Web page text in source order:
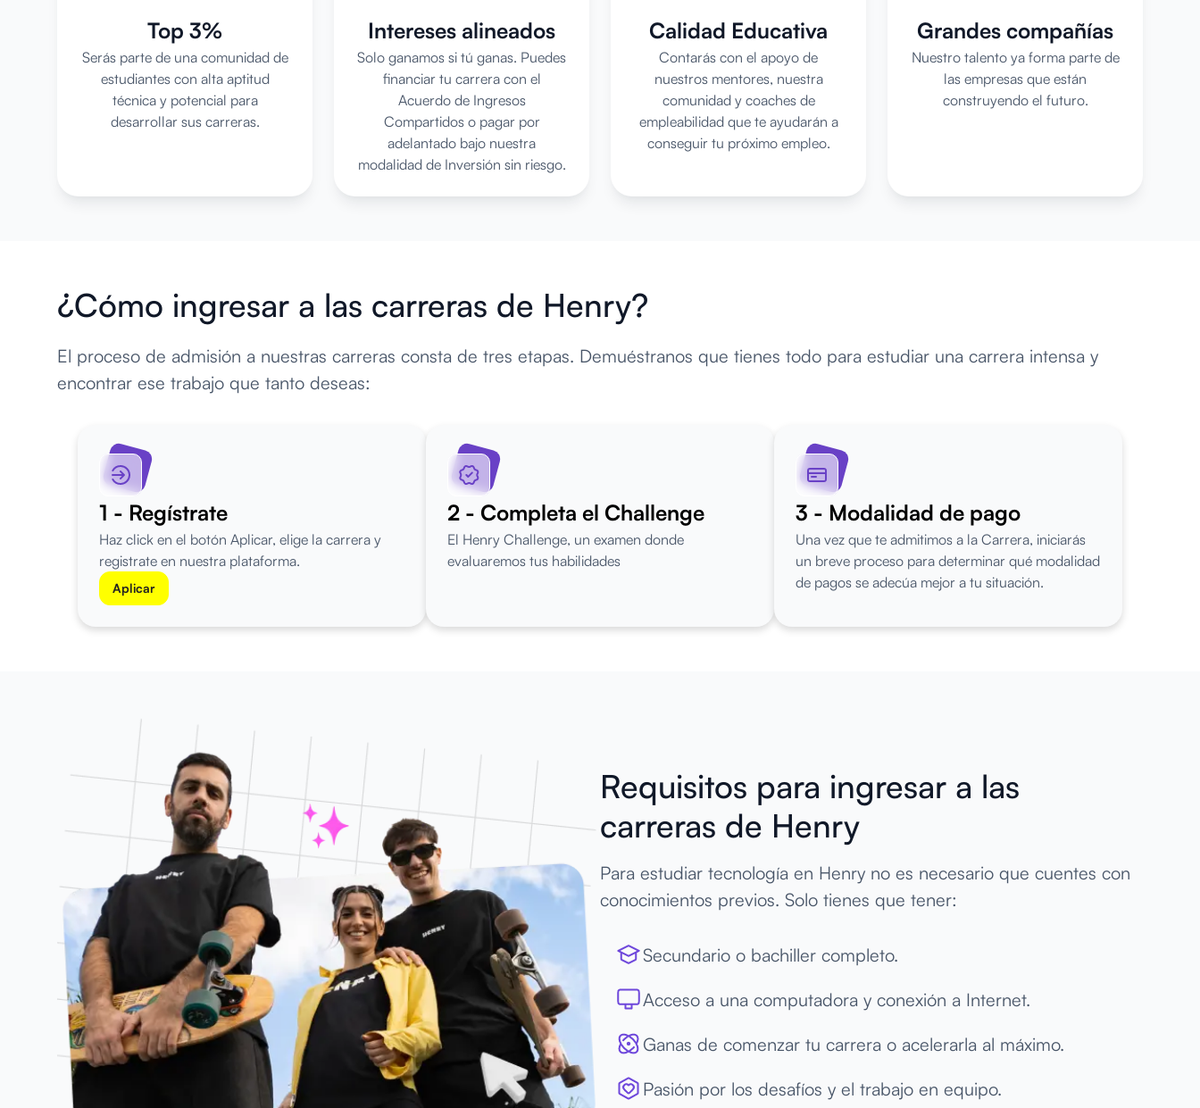
Top 3%
Serás parte de una comunidad de
estudiantes con alta aptitud
técnica y potencial para
desarrollar sus carreras.
Intereses alineados
Solo ganamos si tú ganas. Puedes
financiar tu carrera con el
Acuerdo de Ingresos
Compartidos o pagar por
adelantado bajo nuestra
modalidad de Inversión sin riesgo.
Calidad Educativa
Contarás con el apoyo de
nuestros mentores, nuestra
comunidad y coaches de
empleabilidad que te ayudarán a
conseguir tu próximo empleo.
Grandes compañías
Nuestro talento ya forma parte de
las empresas que están
construyendo el futuro.
¿Cómo ingresar a las carreras de Henry?
El proceso de admisión a nuestras carreras consta de tres etapas. Demuéstranos que tienes todo para estudiar una carrera intensa y
encontrar ese trabajo que tanto deseas:
1 - Regístrate
Haz click en el botón Aplicar, elige la carrera y
registrate en nuestra plataforma.
Aplicar
2 - Completa el Challenge
El Henry Challenge, un examen donde
evaluaremos tus habilidades
3 - Modalidad de pago
Una vez que te admitimos a la Carrera, iniciarás
un breve proceso para determinar qué modalidad
de pagos se adecúa mejor a tu situación.
Requisitos para ingresar a las
carreras de Henry
Para estudiar tecnología en Henry no es necesario que cuentes con
conocimientos previos. Solo tienes que tener:
Secundario o bachiller completo.
Acceso a una computadora y conexión a Internet.
Ganas de comenzar tu carrera o acelerarla al máximo.
Pasión por los desafíos y el trabajo en equipo.